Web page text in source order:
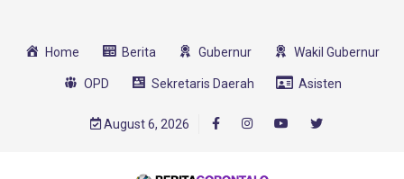
Home Berita Gubernur Wakil Gubernur
OPD Sekretaris Daerah Asisten
August 6, 2026